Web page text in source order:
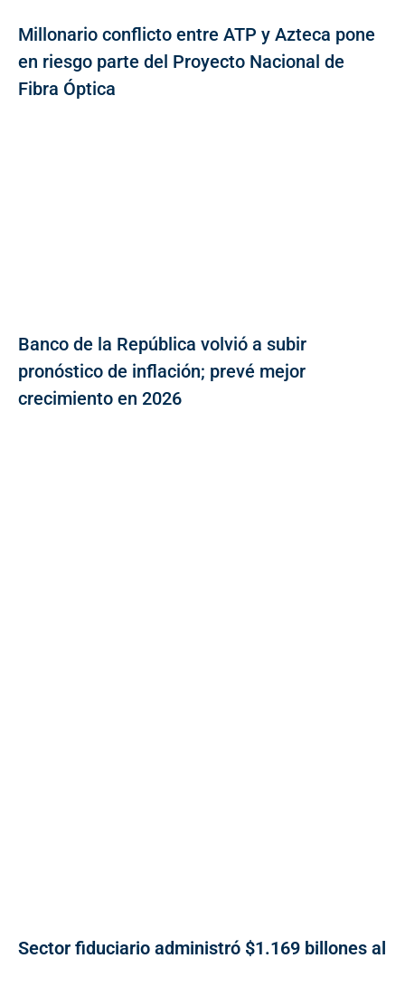
Millonario conflicto entre ATP y Azteca pone
en riesgo parte del Proyecto Nacional de
Fibra Óptica
Banco de la República volvió a subir
pronóstico de inflación; prevé mejor
crecimiento en 2026
Sector fiduciario administró $1.169 billones al